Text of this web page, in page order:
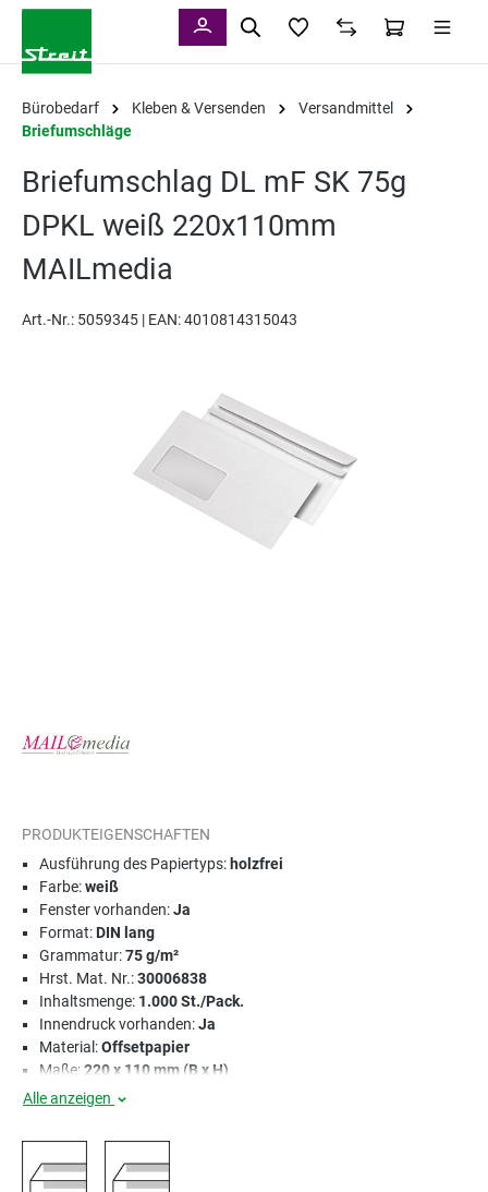
Bürobedarf Kleben & Versenden
Versandmittel
Briefumschläge
Briefumschlag DL mF SK 75g
DPKL weiß 220x110mm
MAILmedia
Art.-Nr.: 5059345 | EAN: 4010814315043
PRODUKTEIGENSCHAFTEN
Ausführung des Papiertyps: holzfrei
Farbe:weiß
Fenster vorhanden:Ja
Format:DIN lang
Grammatur:75 g/m²
Hrst. Mat. Nr.:30006838
Inhaltsmenge: 1.000 St./Pack.
Innendruck vorhanden:Ja
Material:Offsetpapier
Maße:220 x 110 mm (B x H)
Alle anzeigen